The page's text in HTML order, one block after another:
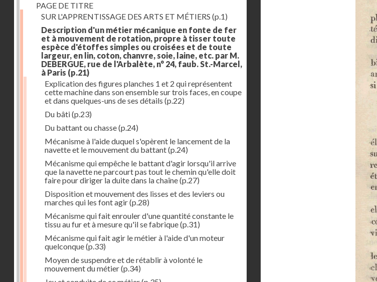
PAGE DE TITRE
SUR L'APPRENTISSAGE DES ARTS ET MÉTIERS (p.1)
Description d'un métier mécanique en fonte de fer
et à mouvement de rotation, propre à tisser toute
espèce d'étoffes simples ou croisées et de toute
largeur, en lin, coton, chanvre, soie, laine, etc. par M.
DEBERGUE, rue de l'Arbalète, n° 24, faub. St.-Marcel,
à Paris (p.21)
Explication des figures planches 1 et 2 qui représentent
cette machine dans son ensemble sur trois faces, en coupe
et dans quelques-uns de ses détails (p.22)
Du bâti(p.23)
Du battant ou chasse(p.24)
Mécanisme à l'aide duquel s'opèrent le lancement de la
navette et le mouvement du battant(p.24)
Mécanisme qui empêche le battant d'agir lorsqu'il arrive
que la navette ne parcourt pas tout le chemin qu'elle doit
faire pour diriger la duite dans la chaîne(p.27)
Disposition et mouvement des lisses et des leviers ou
marches qui les font agir(p.28)
Mécanisme qui fait enrouler d'une quantité constante le
tissu au fur et à mesure qu'il se fabrique(p.31)
Mécanisme qui fait agir le métier à l'aide d'un moteur
quelconque(p.33)
Moyen de suspendre et de rétablir à volonté le
mouvement du métier(p.34)